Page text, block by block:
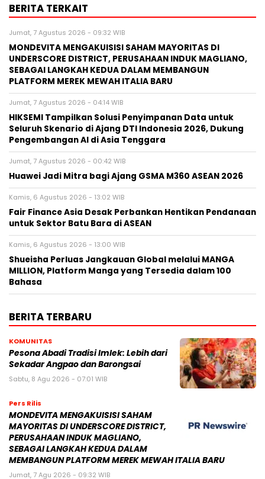
BERITA TERKAIT
Jumat, 7 Agustus 2026 - 09:32 WIB
MONDEVITA MENGAKUISISI SAHAM MAYORITAS DI
UNDERSCORE DISTRICT, PERUSAHAAN INDUK MAGLIANO,
SEBAGAI LANGKAH KEDUA DALAM MEMBANGUN
PLATFORM MEREK MEWAH ITALIA BARU
Jumat, 7 Agustus 2026 - 04:14 WIB
HIKSEMI Tampilkan Solusi Penyimpanan Data untuk
Seluruh Skenario di Ajang DTI Indonesia 2026, Dukung
Pengembangan AI di Asia Tenggara
Jumat, 7 Agustus 2026 - 00:42 WIB
Huawei Jadi Mitra bagi Ajang GSMA M360 ASEAN 2026
Kamis, 6 Agustus 2026 - 13:02 WIB
Fair Finance Asia Desak Perbankan Hentikan Pendanaan
untuk Sektor Batu Bara di ASEAN
Kamis, 6 Agustus 2026 - 13:00 WIB
Shueisha Perluas Jangkauan Global melalui MANGA
MILLION, Platform Manga yang Tersedia dalam 100
Bahasa
BERITA TERBARU
KOMUNITAS
Pesona Abadi Tradisi Imlek: Lebih dari
Sekadar Angpao dan Barongsai
Sabtu, 8 Agu 2026 - 07:01 WIB
Pers Rilis
MONDEVITA MENGAKUISISI SAHAM
MAYORITAS DI UNDERSCORE DISTRICT,
PERUSAHAAN INDUK MAGLIANO,
SEBAGAI LANGKAH KEDUA DALAM
MEMBANGUN PLATFORM MEREK MEWAH ITALIA BARU
Jumat, 7 Agu 2026 - 09:32 WIB